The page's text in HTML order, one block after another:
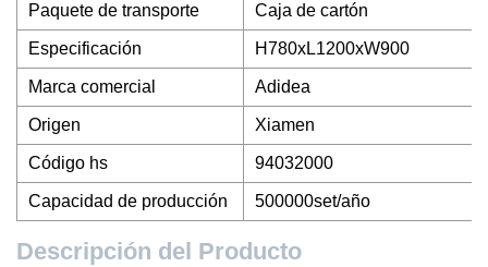
Paquete de transporte Caja de cartón
Especificación H780xL1200xW900
Marca comercial Adidea
Origen Xiamen
Código hs 94032000
Capacidad de producción 500000set/año
Descripción del Producto